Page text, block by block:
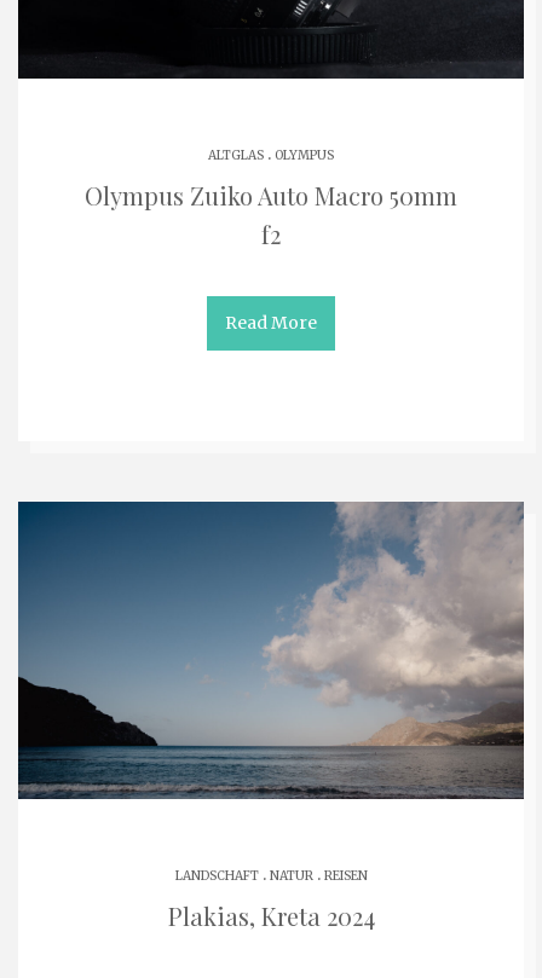
ALTGLAS . OLYMPUS
Olympus Zuiko Auto Macro 50mm
f2
Read More
LANDSCHAFT. NATUR. REISEN
Plakias, Kreta 2024